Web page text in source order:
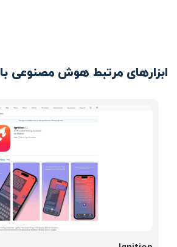
ابزارهای مرتبط هوش مصنوعی با Warmest.ai